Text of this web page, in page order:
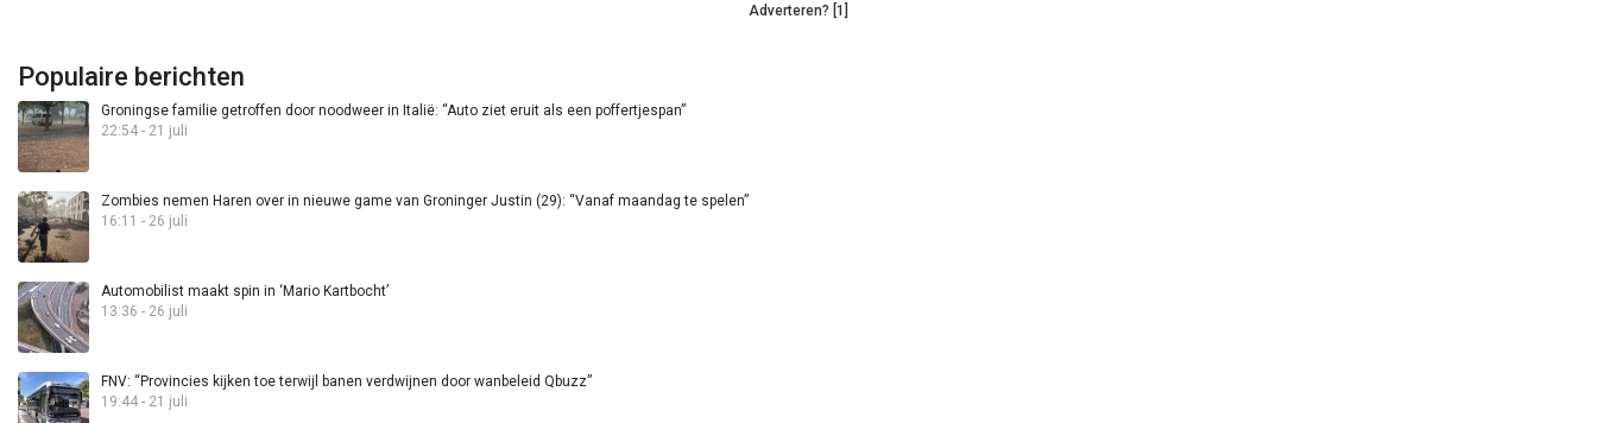
Adverteren? [1]
Populaire berichten
Groningse familie getroffen door noodweer in Italië: “Auto ziet eruit als een poffertjespan”
22:54 - 21 juli
Zombies nemen Haren over in nieuwe game van Groninger Justin (29): “Vanaf maandag te spelen”
16:11 - 26 juli
Automobilist maakt spin in ‘Mario Kartbocht’
13:36 - 26 juli
FNV: “Provincies kijken toe terwijl banen verdwijnen door wanbeleid Qbuzz”
19:44 - 21 juli